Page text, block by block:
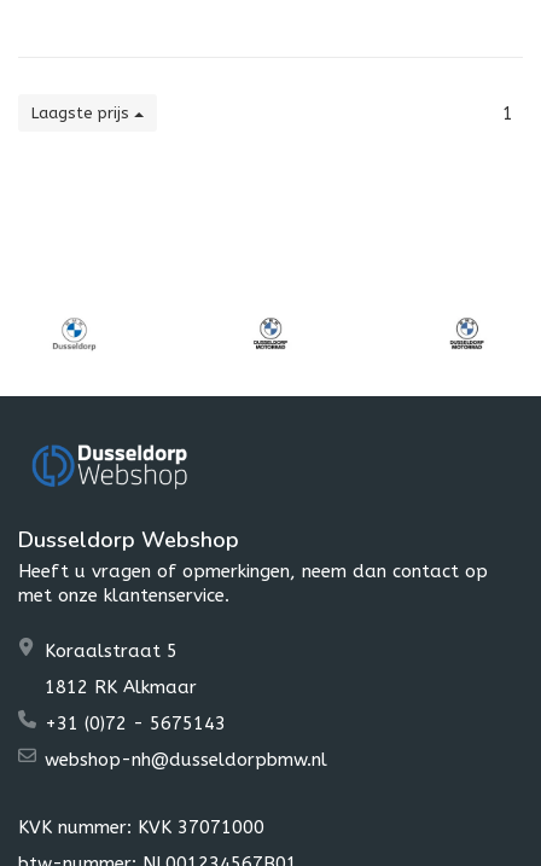
Laagste prijs 1
Dusseldorp Webshop
Heeft u vragen of opmerkingen, neem dan contact op
met onze klantenservice.
Koraalstraat 5
1812 RK Alkmaar
+31 (0)72 - 5675143
webshop-nh@dusseldorpbmw.nl
KVK nummer: KVK 37071000